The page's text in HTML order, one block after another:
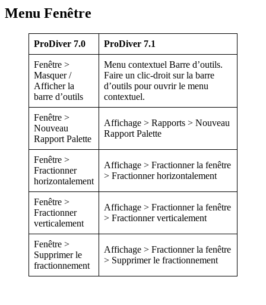
Menu Fenêtre
ProDiver 7.0 ProDiver 7.1
Fenêtre >
Masquer /
Afficher la
barre d’outils
Menu contextuel Barre d’outils.
Faire un clic-droit sur la barre
d’outils pour ouvrir le menu
contextuel.
Fenêtre >
Nouveau
Rapport Palette
Affichage > Rapports > Nouveau
Rapport Palette
Fenêtre >
Fractionner
horizontalement
Affichage > Fractionner la fenêtre
> Fractionner horizontalement
Fenêtre >
Fractionner
verticalement
Affichage > Fractionner la fenêtre
> Fractionner verticalement
Fenêtre >
Supprimer le
fractionnement
Affichage > Fractionner la fenêtre
> Supprimer le fractionnement